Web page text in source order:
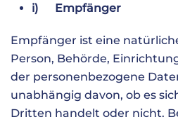
i) Empfänger
Empfänger ist eine
Person, Behörde,
der personenbezogene
unabhängig davon, ob es
Dritten handelt oder nicht.